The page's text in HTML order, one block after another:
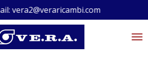
vera2@veraricambi.com